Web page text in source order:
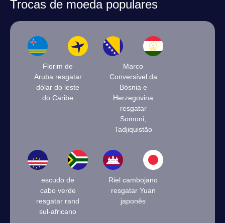
Trocas de moeda populares
Florim de
Aruba resgatar
dólar do leste
do Caribe
Marco
Conversível da
Bósnia e
Herzegovina
resgatar
Somoni,
Tadjiquistão
escudo de
cabo verde
resgatar rand
sul-africano
Riel cambojano
resgatar Yuan
japonês